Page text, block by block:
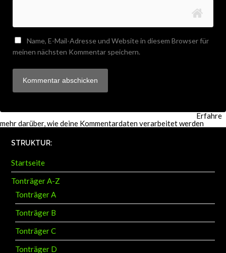
Name, E-Mail-Adresse und Website in diesem Browser für
meinen nächsten Kommentar speichern.
Diese Website verwendet Akismet, um Spam zu reduzieren.Erfahre
mehr darüber, wie deine Kommentardaten verarbeitet werden.
STRUKTUR:
Startseite
Tonträger A-Z
Tonträger A
Tonträger B
Tonträger C
Tonträger D